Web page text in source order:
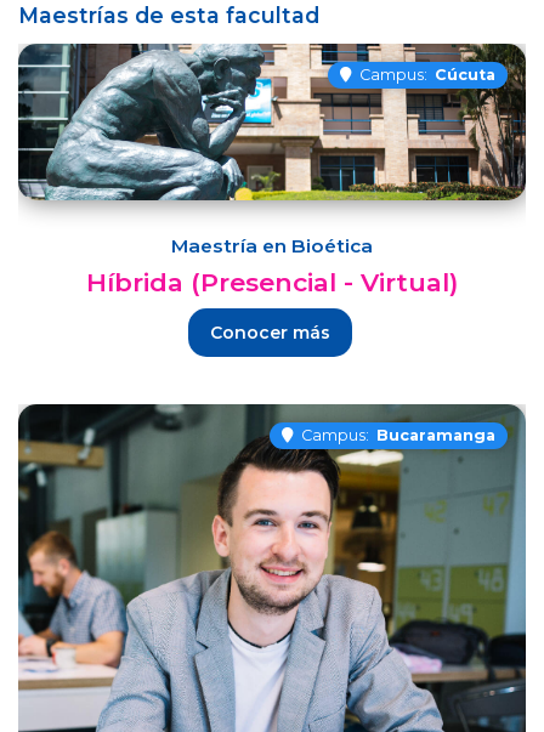
Maestrías de esta facultad
Campus: Cúcuta
Maestría en Bioética
Híbrida (Presencial - Virtual)
Conocer más
Campus: Bucaramanga